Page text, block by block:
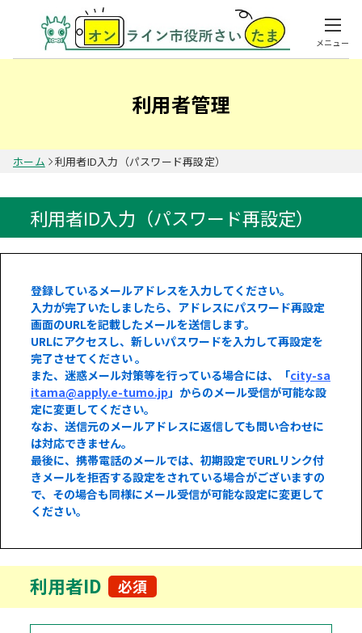
メニュー
利用者管理
ホーム 利用者ID入力（パスワード再設定）
利用者ID入力（パスワード再設定）
登録しているメールアドレスを入力してください。
入力が完了いたしましたら、アドレスにパスワード再設定
画面のURLを記載したメールを送信します。
URLにアクセスし、新しいパスワードを入力して再設定を
完了させてください 。
また、迷惑メール対策等を行っている場合には、「city-sa
itama@apply.e-tumo.jp」からのメール受信が可能な設
定に変更してください。
なお、送信元のメールアドレスに返信しても問い合わせに
は対応できません。
最後に、携帯電話のメールでは、初期設定でURLリンク付
きメールを拒否する設定をされている場合がございますの
で、その場合も同様にメール受信が可能な設定に変更して
ください。
利用者ID 必須